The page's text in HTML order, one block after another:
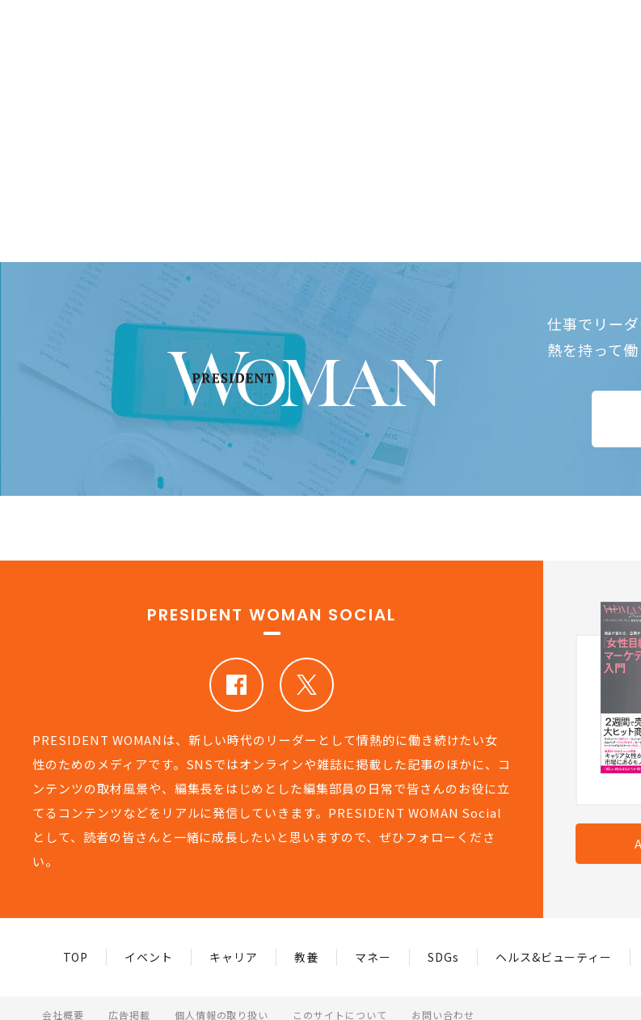
仕事でリー
熱を持って
PRESIDENT WOMAN SOCIAL
PRESIDENT WOMANは、新しい時代のリーダーとして情熱的に働き続けたい女
性のためのメディアです。SNSではオンラインや雑誌に掲載した記事のほかに、コ
ンテンツの取材風景や、編集長をはじめとした編集部員の日常で皆さんのお役に立
てるコンテンツなどをリアルに発信していきます。PRESIDENT WOMAN Social
として、読者の皆さんと一緒に成長したいと思いますので、ぜひフォローくださ
い。
TOP イベント キャリア 教養 マネー SDGs ヘルス&ビューティー
会社概要 広告掲載 個人情報の取り扱い このサイトについて お問い合わせ